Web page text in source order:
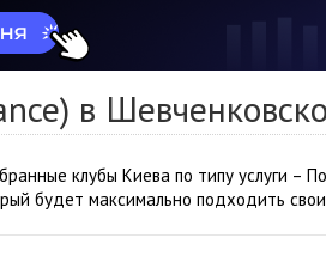
в
клубы Киева по типу услуги –
будет максимально подходить